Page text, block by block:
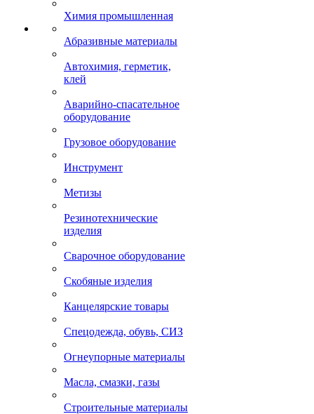
Химия промышленная
Абразивные материалы
Автохимия, герметик,
клей
Аварийно-спасательное
оборудование
Грузовое оборудование
Инструмент
Метизы
Резинотехнические
изделия
Сварочное оборудование
Скобяные изделия
Канцелярские товары
Спецодежда, обувь, СИЗ
Огнеупорные материалы
Масла, смазки, газы
Строительные материалы